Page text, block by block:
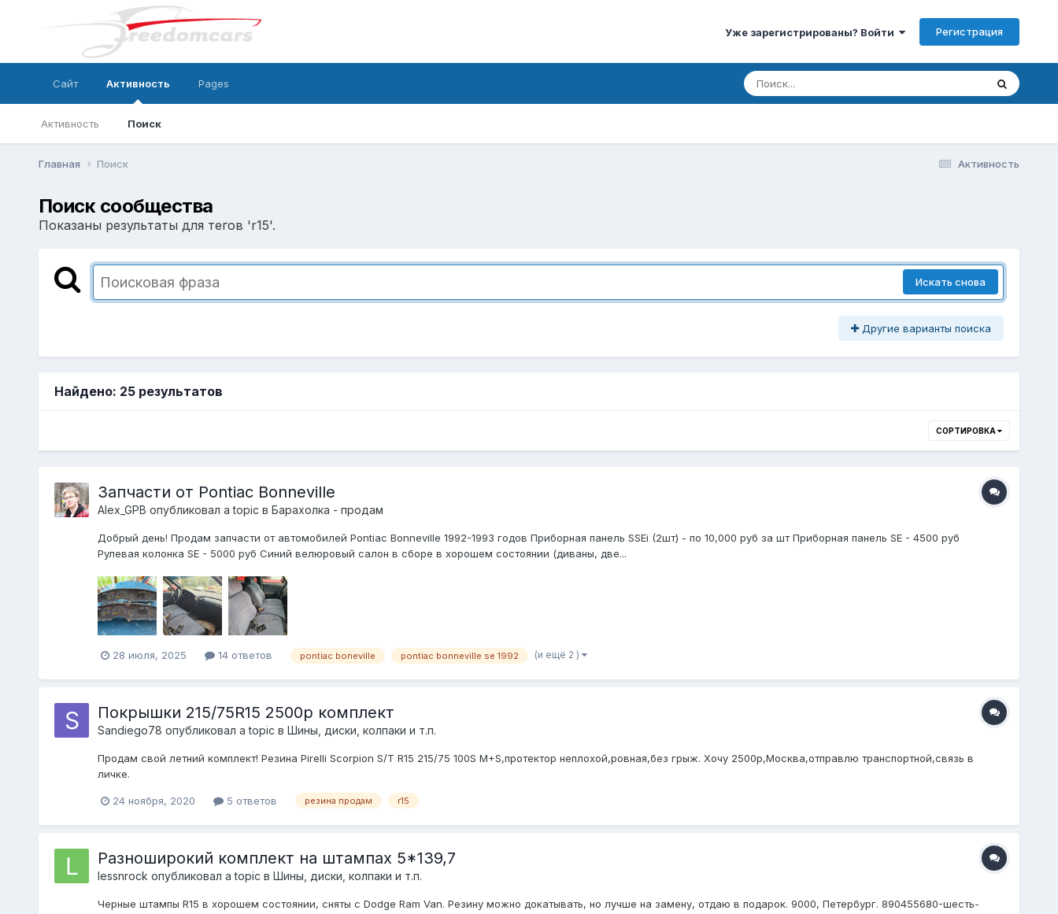
Уже зарегистрированы? Войти Регистрация
Сайт Активность
Активность Поиск
Pages
Активность
Главная Поиск
Поиск сообщества
Показаны результаты для тегов 'r15'.
Искать снова
Другие варианты поиска
Найдено: 25 результатов
СОРТИРОВКА
Запчасти от Pontiac Bonneville
Alex_GPB опубликовал a topic в Барахолка - продам
Добрый день! Продам запчасти от автомобилей Pontiac Bonneville 1992-1993 годов Приборная панель SSEi (2шт) - по 10,000 руб за шт Приборная панель SE - 4500 руб
Рулевая колонка SE - 5000 руб Синий велюровый салон в сборе в хорошем состоянии (диваны, две...
28 июля, 2025 14 ответов pontiac boneville pontiac bonneville se 1992 (и ещё 2 )
Покрышки 215/75R15 2500р комплект
Sandiego78 опубликовал a topic в Шины, диски, колпаки и т.п.
Продам свой летний комплект! Резина Pirelli Scorpion S/T R15 215/75 100S M+S,протектор неплохой,ровная,без грыж. Хочу 2500р,Москва,отправлю транспортной,связь в
личке.
24 ноября, 2020 5 ответов резина продам r15
Разноширокий комплект на штампах 5*139,7
lessnrock опубликовал a topic в Шины, диски, колпаки и т.п.
Черные штампы R15 в хорошем состоянии, сняты с Dodge Ram Van. Резину можно докатывать, но лучше на замену, отдаю в подарок. 9000, Петербург. 890455680-шесть-